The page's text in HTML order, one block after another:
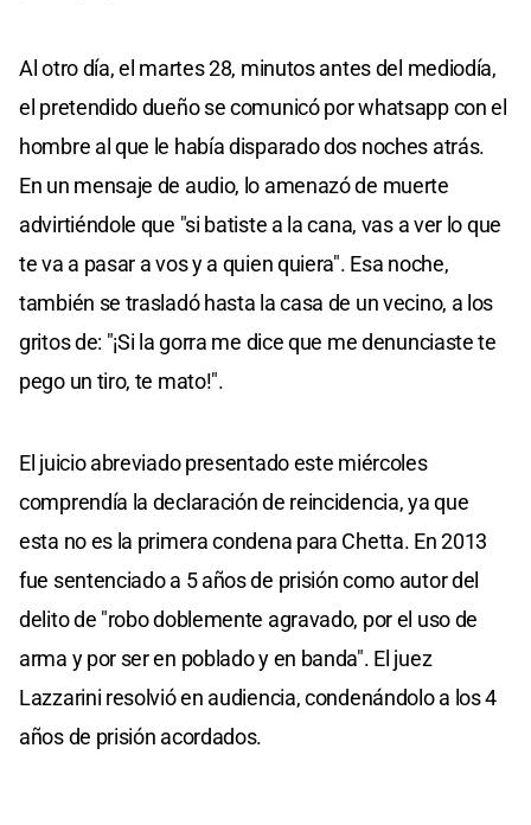
Al otro día, el martes 28, minutos antes del mediodía,
el pretendido dueño se comunicó por whatsapp con el
hombre al que le había disparado dos noches atrás.
En un mensaje de audio, lo amenazó de muerte
advirtiéndole que "si batiste a la cana, vas a ver lo que
te va a pasar a vos y a quien quiera". Esa noche,
también se trasladó hasta la casa de un vecino, a los
gritos de: "¡Si la gorra me dice que me denunciaste te
pego un tiro, te mato!".
El juicio abreviado presentado este miércoles
comprendía la declaración de reincidencia, ya que
esta no es la primera condena para Chetta. En 2013
fue sentenciado a 5 años de prisión como autor del
delito de "robo doblemente agravado, por el uso de
arma y por ser en poblado y en banda". El juez
Lazzarini resolvió en audiencia, condenándolo a los 4
años de prisión acordados.